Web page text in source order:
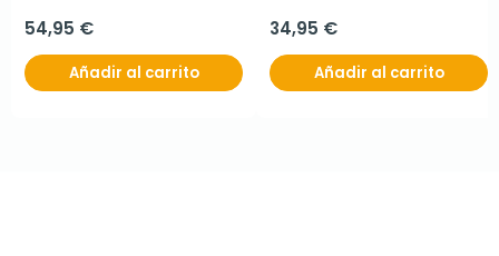
54,95 €
Añadir al carrito
34,95 €
Añadir al carrito